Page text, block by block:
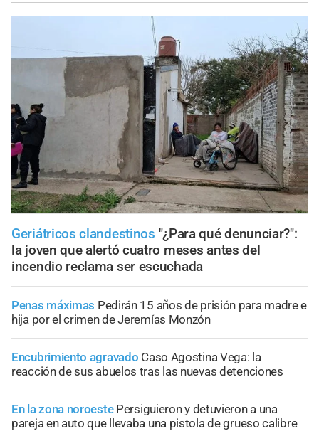
Geriátricos clandestinos "¿Para qué denunciar?":
la joven que alertó cuatro meses antes del
incendio reclama ser escuchada
Penas máximas Pedirán 15 años de prisión para madre e
hija por el crimen de Jeremías Monzón
Encubrimiento agravado Caso Agostina Vega: la
reacción de sus abuelos tras las nuevas detenciones
En la zona noroeste Persiguieron y detuvieron a una
pareja en auto que llevaba una pistola de grueso calibre